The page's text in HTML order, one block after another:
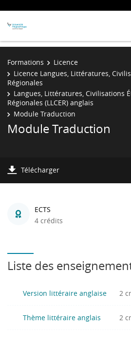
Formations
Licence
Licence Langues, Littératures,
Régionales
Langues, Littératures, Civilisations
Régionales (LLCER) anglais
Module Traduction
Module Traduction
Télécharger
ECTS
4 crédits
Liste des
Version littéraire anglaise 2
Thème littéraire anglais 2